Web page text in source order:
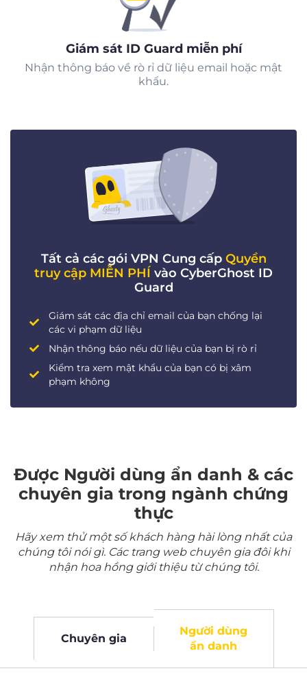
Giám sát ID Guard miễn phí
Nhận thông báo về rò rỉ dữ liệu email hoặc mật
khẩu.
Tất cả các gói VPN Cung cấp Quyền
truy cập MIỄN PHÍ vào CyberGhost ID
Guard
Giám sát các địa chỉ email của bạn chống lại
các vi phạm dữ liệu
Nhận thông báo nếu dữ liệu của bạn bị rò rỉ
Kiểm tra xem mật khẩu của bạn có bị xâm
phạm không
Được Người dùng ẩn danh & các
chuyên gia trong ngành chứng
thực
Hãy xem thử một số khách hàng hài lòng nhất của
chúng tôi nói gì. Các trang web chuyên gia đôi khi
nhận hoa hồng giới thiệu từ chúng tôi.
Chuyên gia
Người dùng
ẩn danh